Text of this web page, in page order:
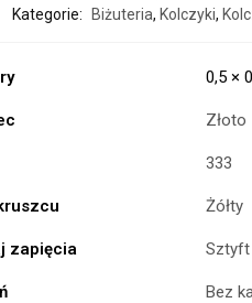
Kategorie:
Biżuteria, Kolczyki,
0,5 ×
Złoto
333
Żółty
zapięcia Sztyft
Bez